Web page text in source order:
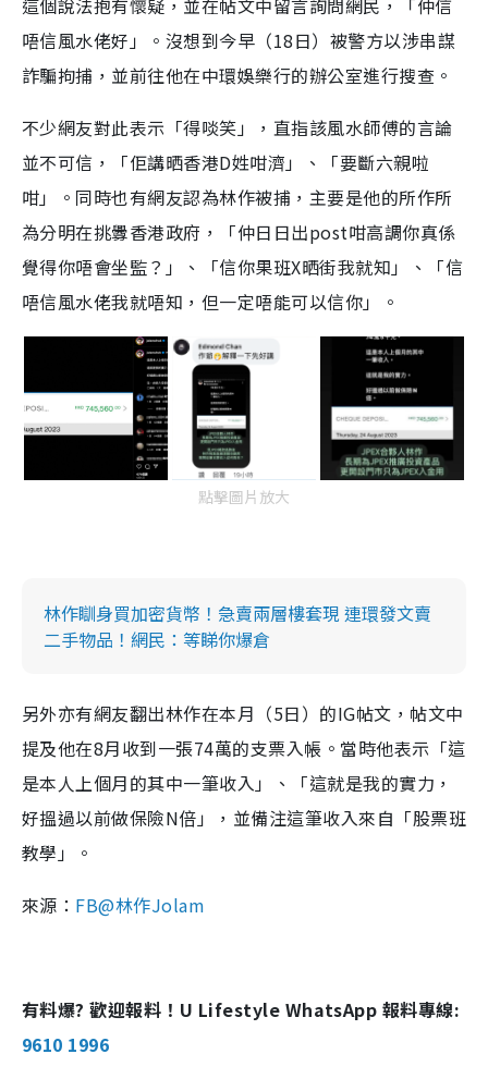
這個說法抱有懷疑，並在帖文中留言詢問網民，「仲信
唔信風水佬好」。沒想到今早 （18日）被警方以涉串謀
詐騙拘捕， 並前往他在中環娛樂行的辦公室進行搜查。
不少網友對此表示「得啖笑」，直指該風水師傅的言論
並不可信，「佢講晒香港D姓咁濟」、「要斷六親啦
咁」。同時也有網友認為林作被捕，主要是他的所作所
為分明在挑釁香港政府，「仲日日出post咁高調你真係
覺得你唔會坐監？」、「信你果班X晒街我就知」、「信
唔信風水佬我就唔知，但一定唔能可以信你」。
點擊圖片放大
林作瞓身買加密貨幣！急賣兩層樓套現 連環發文賣
二手物品！網民：等睇你爆倉
另外亦有網友翻出林作在本月（5日）的IG帖文，帖文中
提及他在8月收到一張74萬的支票入帳。當時他表示「這
是本人上個月的其中一筆收入」、「這就是我的實力，
好搵過以前做保險N倍」，並備注這筆收入來自「股票班
教學」。
來源： FB@林作Jolam
有料爆? 歡迎報料！U Lifestyle WhatsApp 報料專線:
9610 1996